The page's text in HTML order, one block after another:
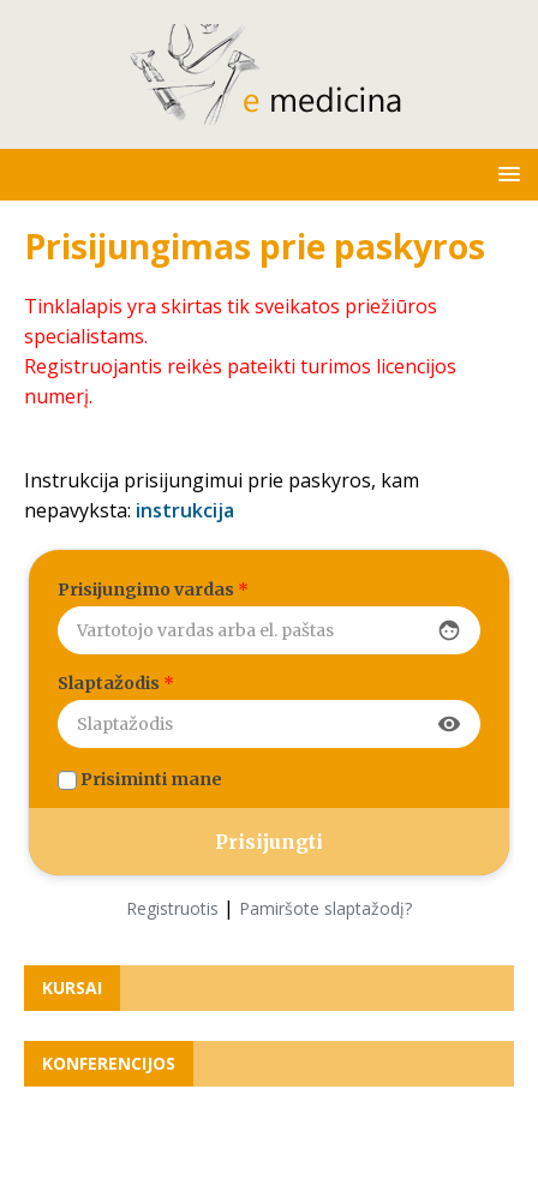
Prisijungimas prie paskyros
Tinklalapis yra skirtas tik sveikatos priežiūros
specialistams.
Registruojantis reikės pateikti turimos licencijos
numerį.
Instrukcija prisijungimui prie paskyros, kam
nepavyksta: instrukcija
Prisijungimo vardas *
face
Slaptažodis *
visibility
Prisiminti mane
Registruotis | Pamiršote slaptažodį?
KURSAI
KONFERENCIJOS